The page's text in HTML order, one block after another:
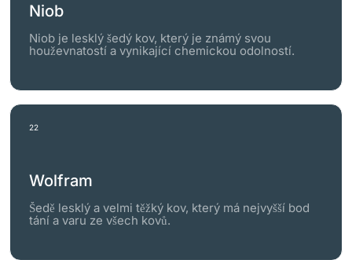
Niob
Niob je lesklý šedý kov, který je známý svou
houževnatostí a vynikající chemickou odolností.
22
Wolfram
Šedě lesklý a velmi těžký kov, který má nejvyšší bod
tání a varu ze všech kovů.